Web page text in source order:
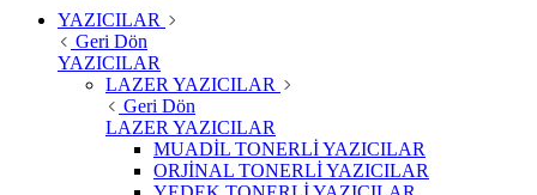
YAZICILAR
Geri Dön
YAZICILAR
LAZER YAZICILAR
Geri Dön
LAZER YAZICILAR
MUADİL TONERLİ YAZICILAR
ORJİNAL TONERLİ YAZICILAR